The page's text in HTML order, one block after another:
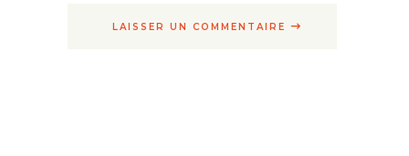
LAISSER UN COMMENTAIRE